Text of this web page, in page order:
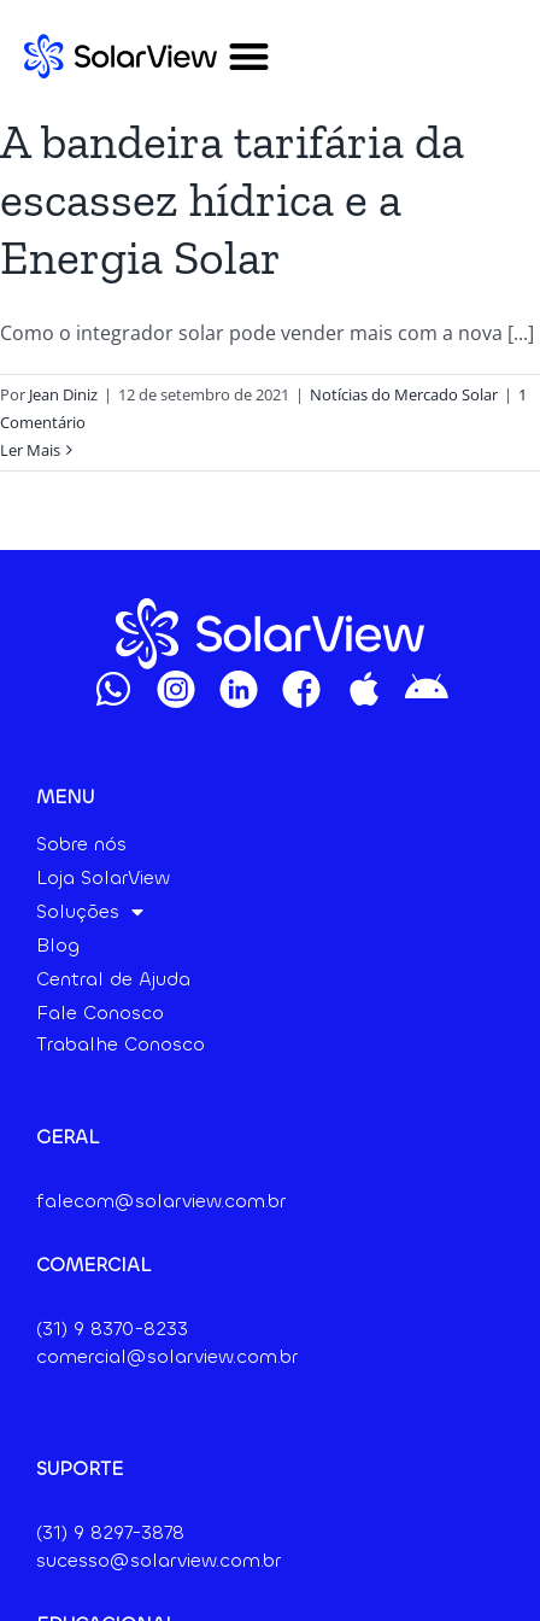
A bandeira tarifária da
escassez hídrica e a
Energia Solar
Como o integrador solar pode vender mais com a nova [...]
Por Jean Diniz | 12 de setembro de 2021 | Notícias do Mercado Solar | 1
Comentário
Ler Mais
MENU
Sobre nós
Loja SolarView
Soluções
Blog
Central de Ajuda
Fale Conosco
Trabalhe Conosco
GERAL
falecom@solarview.com.br
COMERCIAL
(31) 9 8370-8233
comercial@solarview.com.br
SUPORTE
(31) 9 8297-3878
sucesso@solarview.com.br